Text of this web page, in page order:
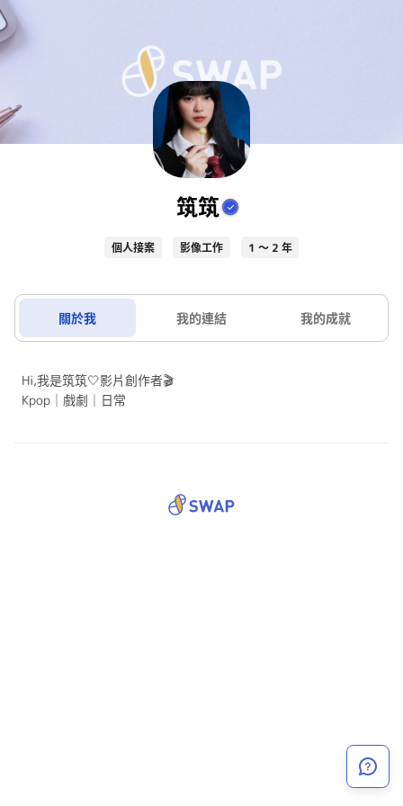
筑筑
個人接案 影像工作 1 ～ 2 年
關於我 我的連結 我的成就
Hi,我是筑筑🤍影片創作者🎬
Kpop｜戲劇｜日常